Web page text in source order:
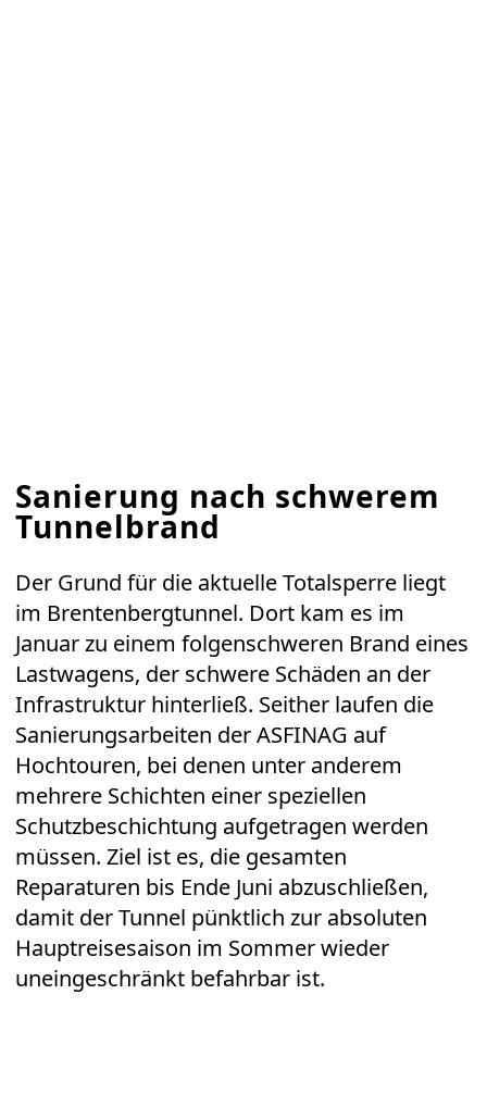
Sanierung nach schwerem
Tunnelbrand
Der Grund für die aktuelle Totalsperre liegt
im Brentenbergtunnel. Dort kam es im
Januar zu einem folgenschweren Brand eines
Lastwagens, der schwere Schäden an der
Infrastruktur hinterließ. Seither laufen die
Sanierungsarbeiten der ASFINAG auf
Hochtouren, bei denen unter anderem
mehrere Schichten einer speziellen
Schutzbeschichtung aufgetragen werden
müssen. Ziel ist es, die gesamten
Reparaturen bis Ende Juni abzuschließen,
damit der Tunnel pünktlich zur absoluten
Hauptreisesaison im Sommer wieder
uneingeschränkt befahrbar ist.